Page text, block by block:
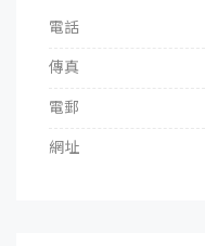
電話
傳真
電郵
網址